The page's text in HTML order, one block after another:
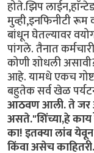
होते.झिप
मुव्ही,इनफिनीटी रूम
बांधून घेतल्यावर
पांगले. तैनात
कोणी शोधली
आहे. यामधे एकच
बहुतेक सर्व खेळ
आठवण आली. ते जर
असते."शिंच्या,हे काय
का! इतक्या लांब
किंवा असेच काहितरी.